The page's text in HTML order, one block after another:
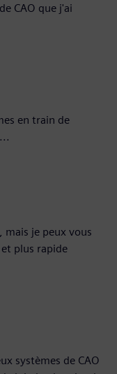
CAO que j'ai
en train de
mais je peux vous
plus rapide
systèmes de CAO